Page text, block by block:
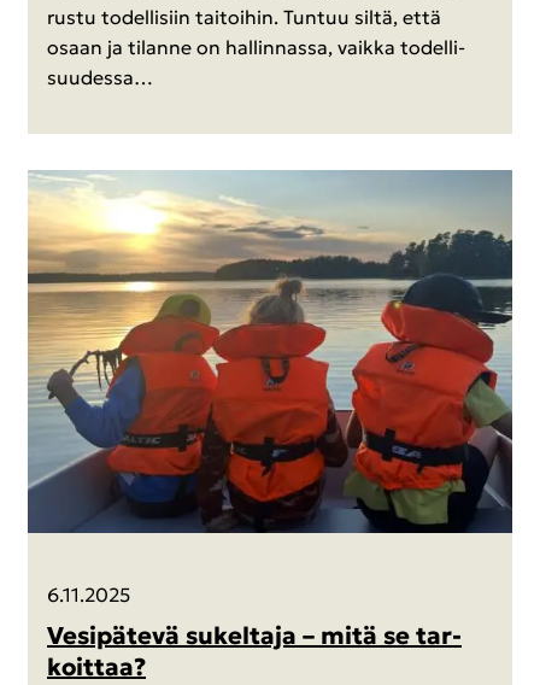
rus­tu to­del­li­siin tai­toi­hin. Tun­tuu siltä, että
osaan ja ti­lan­ne on hal­lin­nas­sa, vaik­ka to­del­li­
suu­des­sa…
6.11.2025
Ve­si­pä­te­vä su­kel­ta­ja – mitä se tar­
koit­taa?